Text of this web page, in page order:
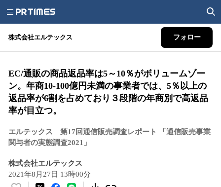
株式会社エルテックス フォロー
EC/通販の商品返品率は5～10％がボリュームゾー
ン。年商10-100億円未満の事業者では、5％以上の
返品率が6割を占めており３段階の年商別で高返品
率が目立つ。
エルテックス 第17回通信販売調査レポート 「通信販売事業
関与者の実態調査2021」
株式会社エルテックス
2021年8月27日 13時00分